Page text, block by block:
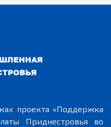
проекта «Поддержка
Приднестровья во